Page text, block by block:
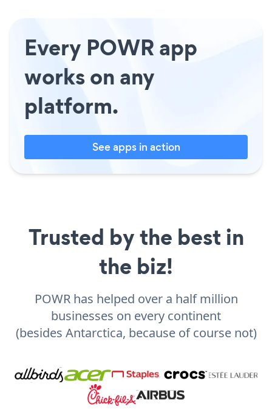
Every POWR app
works on any
platform.
See apps in action
Trusted by the best in
the biz!
POWR has helped over a half million
businesses on every continent
(besides Antarctica, because of course not)